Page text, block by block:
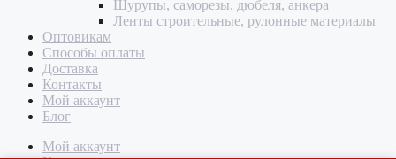
Шурупы, саморезы, дюбеля, анкера
Ленты строительные, рулонные материалы
Оптовикам
Способы оплаты
Доставка
Контакты
Мой аккаунт
Блог
Мой аккаунт